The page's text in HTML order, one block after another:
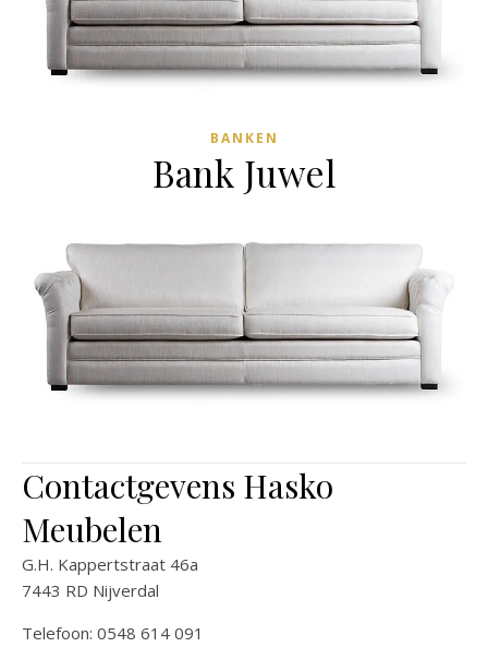
BANKEN
Bank Juwel
Contactgevens Hasko
Meubelen
G.H. Kappertstraat 46a
7443 RD Nijverdal
Telefoon: 0548 614 091